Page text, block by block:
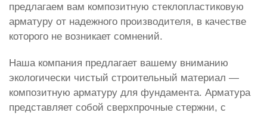
предлагаем вам композитную стеклопластиковую
арматуру от надежного производителя, в качестве
которого не возникает сомнений.
Наша компания предлагает вашему вниманию
экологически чистый строительный материал —
композитную арматуру для фундамента. Арматура
представляет собой сверхпрочные стержни, с